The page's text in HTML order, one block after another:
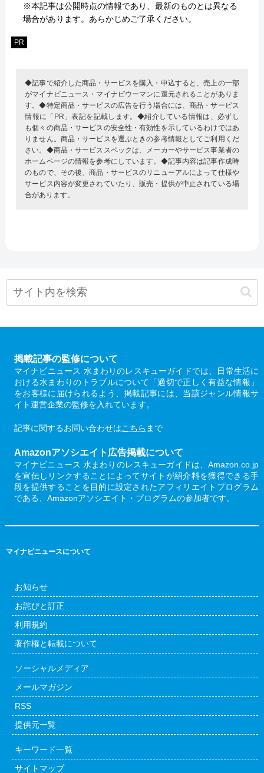
※本記事は公開時点の情報であり、最新のものとは異なる
場合があります。あらかじめご了承ください。
PR
◆記事で紹介した商品・サービスを購入・申込すると、売上の一部
がマイナビニュース・マイナビウーマンに還元されることがありま
す。◆特定商品・サービスの広告を行う場合には、商品・サービス
情報に「PR」表記を記載します。◆紹介している情報は、必ずし
も個々の商品・サービスの安全性・有効性を示しているわけではあ
りません。商品・サービスを選ぶときの参考情報としてご利用くだ
さい。◆商品・サービススペックは、メーカーやサービス事業者の
ホームページの情報を参考にしています。◆記事内容は記事作成時
のもので、その後、商品・サービスのリニューアルによって仕様や
サービス内容が変更されていたり、販売・提供が中止されている場
合があります。
掲載記事の監修について
マイナビニュース 水まわりのレスキューガイドでは、日常生活に
おける水まわりのトラブルについて「適切で正しく有益な情報」
をお客様に届けられるよう、掲載記事には、当該ジャンル情報サ
イト運営企業の監修を入れています。
記事に関するお問い合わせはこちら まで
Amazonアソシエイト広告掲載について
マイナビニュース 水まわりのレスキューガイドは、Amazon.co.jp
を宣伝しリンクすることによってサイトが紹介料を獲得できる手
段を提供することを目的に設定されたアフィリエイトプログラム
である、Amazonアソシエイト・プログラムの参加者です。
マイナビニュースについて
お知らせ
お詫びと訂正
利用規約
著作権と転載について
ソーシャルメディア
メールマガジン
RSS
提供元一覧
キーワード一覧
サイトマップ